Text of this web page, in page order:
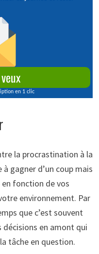
la procrastination à la
à gagner d’un coup mais
fonction de vos
environnement. Par
que c’est souvent
décisions en amont qui
tâche en question.